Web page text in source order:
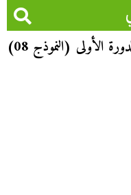
الفرض الأول في التربية الإسلامية الدورة الأولى (النموذج 08)